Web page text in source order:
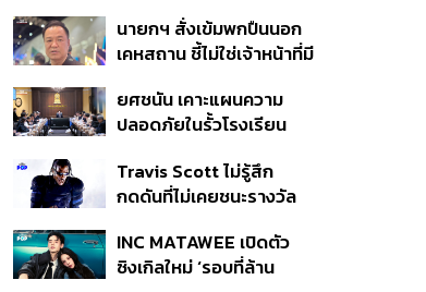
หายไทยไม่อาจลบด้วย
ข้อมูลบิดเบือน
นายกฯ สั่งเข้มพกปืนนอก
เคหสถาน ชี้ไม่ใช่เจ้าหน้าที่มี
ก่อเหตุ เจ้าของร่วมรับผิด
ยศชนัน เคาะแผนความ
ปลอดภัยในรั้วโรงเรียน
ดูแล-คุมเข้มคัดกรองสิ่ง
ผิดกฎหมาย
Travis Scott ไม่รู้สึก
กดดันที่ไม่เคยชนะรางวัล
แล้ว 10 ครั้ง
INC MATAWEE เปิดตัว
ซิงเกิลใหม่ ‘รอบที่ล้าน